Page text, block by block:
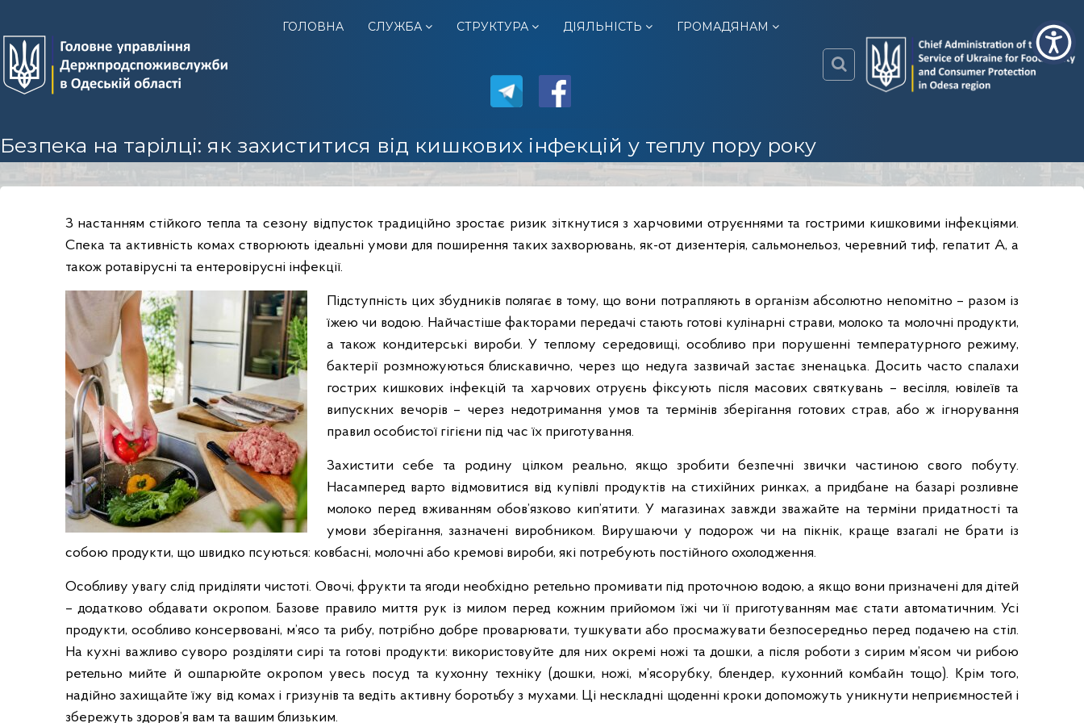
п
р
с
п
о
ж
и
в
с
л
у
ж
б
и
в
О
д
е
с
ь
і
й
о
б
л
а
с
ГОЛОВНА СЛУЖБА СТРУКТУРА ДІЯЛЬНІСТЬ ГРОМАДЯНАМ
a
c
o
u
m
e
r
.
g
.
u
a
Безпека на тарілці: як захиститися від кишкових інфекцій у теплу пору року
З настанням стійкого тепла та сезону відпусток традиційно зростає ризик зіткнутися з харчовими отруєннями та гострими кишковими інфекціями.
Спека та активність комах створюють ідеальні умови для поширення таких захворювань, як-от дизентерія, сальмонельоз, черевний тиф, гепатит А, а
також ротавірусні та ентеровірусні інфекції.
Підступність цих збудників полягає в тому, що вони потрапляють в організм абсолютно непомітно – разом із
їжею чи водою. Найчастіше факторами передачі стають готові кулінарні страви, молоко та молочні продукти,
а також кондитерські вироби. У теплому середовищі, особливо при порушенні температурного режиму,
бактерії розмножуються блискавично, через що недуга зазвичай застає зненацька. Досить часто спалахи
гострих кишкових інфекцій та харчових отруєнь фіксують після масових святкувань – весілля, ювілеїв та
випускних вечорів – через недотримання умов та термінів зберігання готових страв, або ж ігнорування
правил особистої гігієни під час їх приготування.
Захистити себе та родину цілком реально, якщо зробити безпечні звички частиною свого побуту.
Насамперед варто відмовитися від купівлі продуктів на стихійних ринках, а придбане на базарі розливне
молоко перед вживанням обов’язково кип’ятити. У магазинах завжди зважайте на терміни придатності та
умови зберігання, зазначені виробником. Вирушаючи у подорож чи на пікнік, краще взагалі не брати із
собою продукти, що швидко псуються: ковбасні, молочні або кремові вироби, які потребують постійного охолодження.
Особливу увагу слід приділяти чистоті. Овочі, фрукти та ягоди необхідно ретельно промивати під проточною водою, а якщо вони призначені для дітей
– додатково обдавати окропом. Базове правило миття рук із милом перед кожним прийомом їжі чи її приготуванням має стати автоматичним. Усі
продукти, особливо консервовані, м’ясо та рибу, потрібно добре проварювати, тушкувати або просмажувати безпосередньо перед подачею на стіл.
На кухні важливо суворо розділяти сирі та готові продукти: використовуйте для них окремі ножі та дошки, а після роботи з сирим м’ясом чи рибою
ретельно мийте й ошпарюйте окропом увесь посуд та кухонну техніку (дошки, ножі, м’ясорубку, блендер, кухонний комбайн тощо). Крім того,
надійно захищайте їжу від комах і гризунів та ведіть активну боротьбу з мухами. Ці нескладні щоденні кроки допоможуть уникнути неприємностей і
збережуть здоров’я вам та вашим близьким.